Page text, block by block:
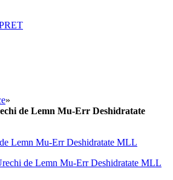
»
de Lemn Mu-Err Deshidratate